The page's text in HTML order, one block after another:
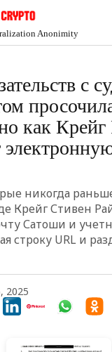
Anonimity
с
как Крейг
никогда
Крейг Стивен
Сатоши и
строку URL и
2025